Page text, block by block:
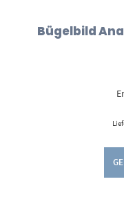
Bügelbild